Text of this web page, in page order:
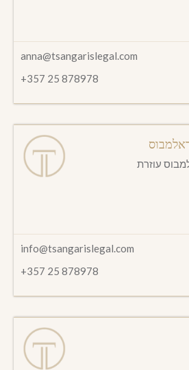
anna@tsangarislegal.com
+357 25 878978
עוזרת
info@tsangarislegal.com
+357 25 878978